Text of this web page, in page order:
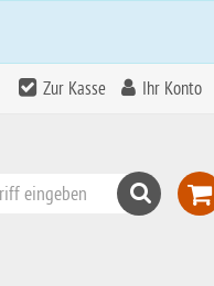
Zur Kasse Ihr Konto
Suchen